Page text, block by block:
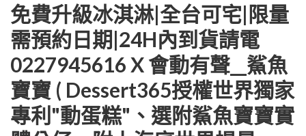
免費升級冰淇淋|全台可宅|限量
需預約日期|24H內到貨請電
0227945616 X 會動有聲__鯊魚
寶寶 ( Dessert365授權世界獨家
專利"動蛋糕"、選附鯊魚寶寶實